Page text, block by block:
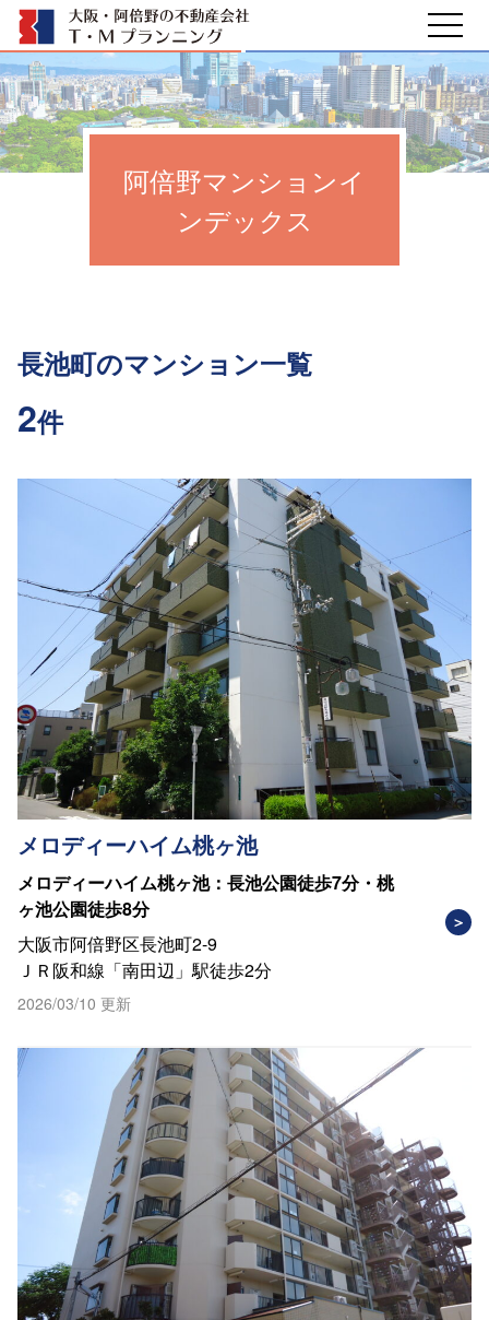
阿倍野マンションイ
ンデックス
長池町のマンション一覧
2件
メロディーハイム桃ヶ池
メロディーハイム桃ヶ池：長池公園徒歩7分・桃
ヶ池公園徒歩8分
大阪市阿倍野区長池町2-9
ＪＲ阪和線「南田辺」駅徒歩2分
2026/03/10 更新